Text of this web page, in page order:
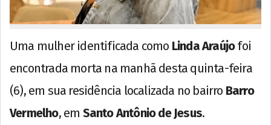
Uma mulher identificada como Linda Araújofoi
encontrada morta na manhã desta quinta-feira
(6), em sua residência localizada no bairro Barro
Vermelho, em Santo Antônio de Jesus.